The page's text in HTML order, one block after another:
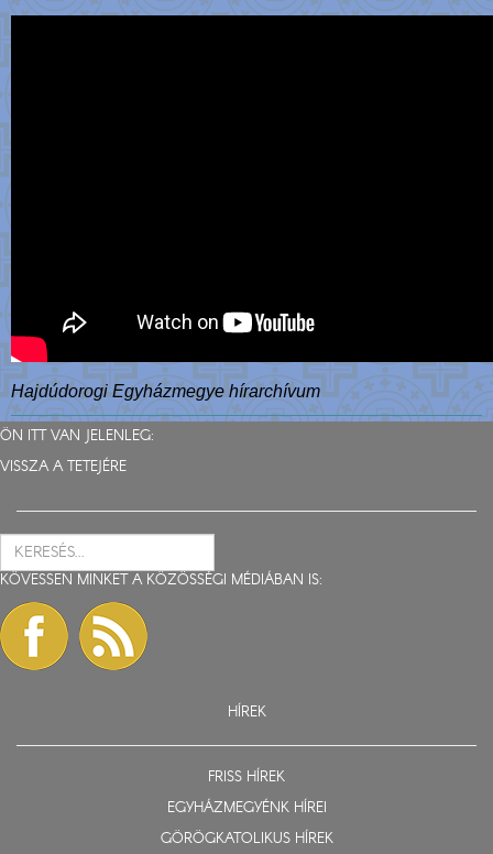
Hajdúdorogi Egyházmegye hírarchívum
ÖN ITT VAN JELENLEG:
VISSZA A TETEJÉRE
KÖVESSEN MINKET A KÖZÖSSÉGI MÉDIÁBAN IS:
HÍREK
FRISS HÍREK
EGYHÁZMEGYÉNK HÍREI
GÖRÖGKATOLIKUS HÍREK